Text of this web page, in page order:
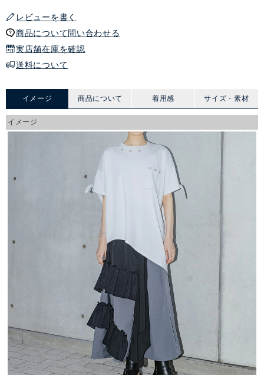
レビューを書く
商品について問い合わせる
実店舗在庫を確認
送料について
イメージ 商品について 着用感 サイズ・素材
イメージ